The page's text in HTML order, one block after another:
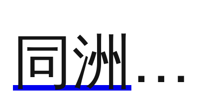
同洲电子-智慧建筑/园区/楼宇